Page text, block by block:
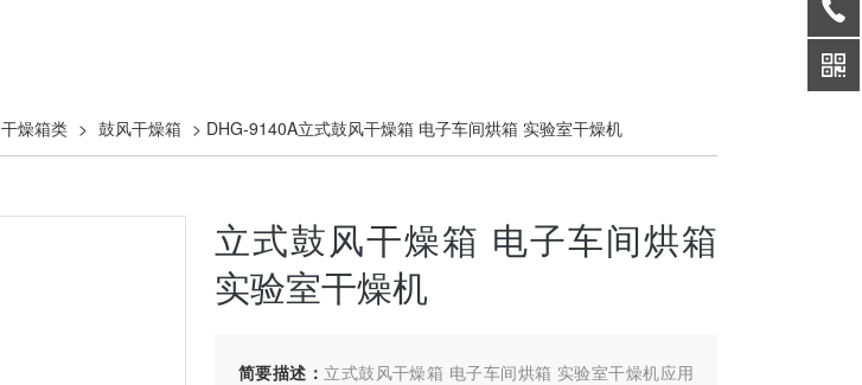
干燥箱类 > 鼓风干燥箱 > DHG-9140A立式鼓风干燥箱 电子车间烘箱 实验室干燥机
立式鼓风干燥箱 电子车间烘箱
实验室干燥机
简要描述： 立式鼓风干燥箱 电子车间烘箱 实验室干燥机应用